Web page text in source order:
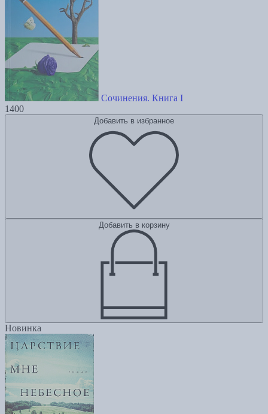
Сочинения. Книга I
1400
Добавить в избранное
Добавить в корзину
Новинка